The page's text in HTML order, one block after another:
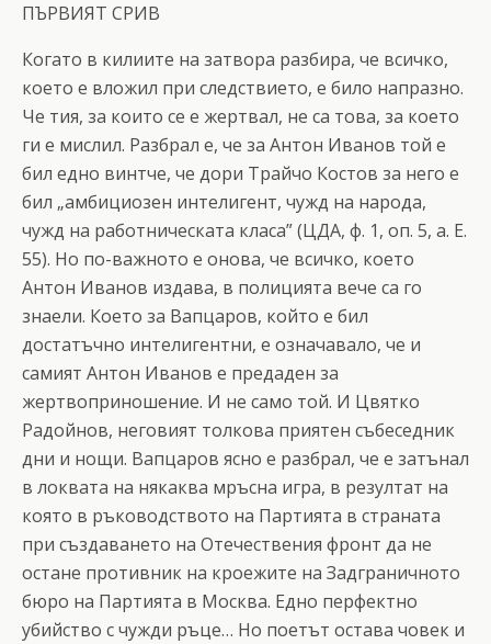
ПЪРВИЯТ СРИВ
Когато в килиите на затвора разбира, че всичко,
което е вложил при следствието, е било напразно.
Че тия, за които се е жертвал, не са това, за което
ги е мислил. Разбрал е, че за Антон Иванов той е
бил едно винтче, че дори Трайчо Костов за него е
бил „амбициозен интелигент, чужд на народа,
чужд на работническата класа” (ЦДА, ф. 1, оп. 5, а. Е.
55). Но по-важното е онова, че всичко, което
Антон Иванов издава, в полицията вече са го
знаели. Което за Вапцаров, който е бил
достатъчно интелигентни, е означавало, че и
самият Антон Иванов е предаден за
жертвоприношение. И не само той. И Цвятко
Радойнов, неговият толкова приятен събеседник
дни и нощи. Вапцаров ясно е разбрал, че е затънал
в локвата на някаква мръсна игра, в резултат на
която в ръководството на Партията в страната
при създаването на Отечествения фронт да не
остане противник на кроежите на Задграничното
бюро на Партията в Москва. Едно перфектно
убийство с чужди ръце… Но поетът остава човек и